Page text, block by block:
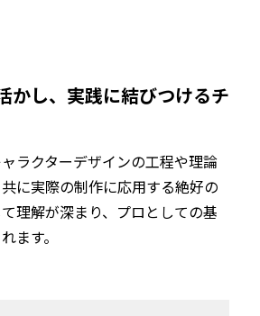
かし、実践に結びつけるチ
ラクターデザインの工程や理論
に実際の制作に応用する絶好の
理解が深まり、プロとしての基
ます。